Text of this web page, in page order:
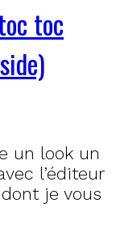
toc
un look un
l’éditeur
je vous